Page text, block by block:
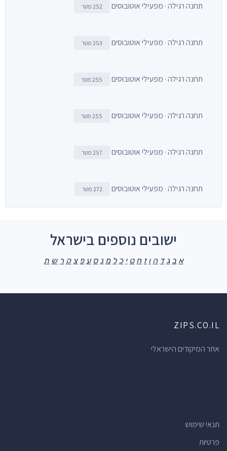
תחנה רגילה · מפעילי אוטובוסים 252 מטר
תחנה רגילה · מפעילי אוטובוסים 253 מטר
תחנה רגילה · מפעילי אוטובוסים 255 מטר
תחנה רגילה · מפעילי אוטובוסים 255 מטר
תחנה רגילה · מפעילי אוטובוסים 257 מטר
תחנה רגילה · מפעילי אוטובוסים 272 מטר
ישובים נוספים בישראל
א ב ג ד ה ו ז ח ט י כ ל מ נ ס ע פ צ ק ר ש ת
ZIPS.CO.IL
אתר המיקודים הישראלי
תנאי שימוש
פרטיות